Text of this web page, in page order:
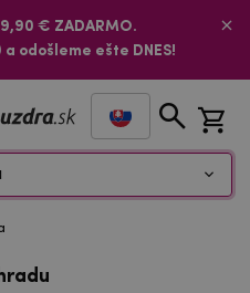
€ ZADARMO.
odošleme ešte DNES!